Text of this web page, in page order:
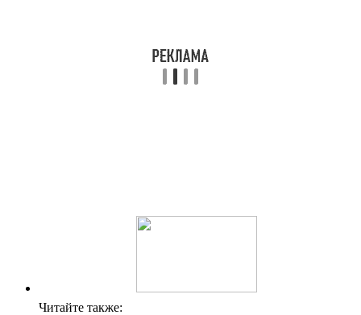
Читайте также: